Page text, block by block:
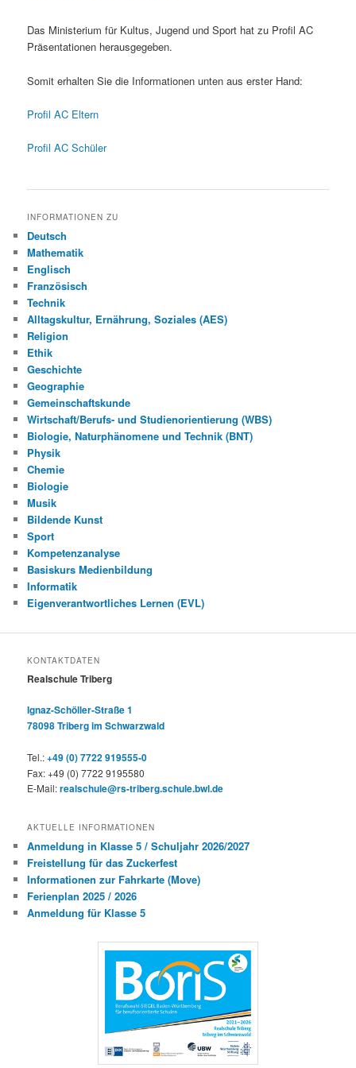
Das Ministerium für Kultus, Jugend und Sport hat zu Profil AC
Präsentationen herausgegeben.
Somit erhalten Sie die Informationen unten aus erster Hand:
Profil AC Eltern
Profil AC Schüler
INFORMATIONEN ZU
Deutsch
Mathematik
Englisch
Französisch
Technik
Alltagskultur, Ernährung, Soziales (AES)
Religion
Ethik
Geschichte
Geographie
Gemeinschaftskunde
Wirtschaft/Berufs- und Studienorientierung (WBS)
Biologie, Naturphänomene und Technik (BNT)
Physik
Chemie
Biologie
Musik
Bildende Kunst
Sport
Kompetenzanalyse
Basiskurs Medienbildung
Informatik
Eigenverantwortliches Lernen (EVL)
KONTAKTDATEN
Realschule Triberg
Ignaz-Schöller-Straße 1
78098 Triberg im Schwarzwald
Tel.:+49 (0) 7722 919555-0
Fax: +49 (0) 7722 9195580
E-Mail:realschule@rs-triberg.schule.bwl.de
AKTUELLE INFORMATIONEN
Anmeldung in Klasse 5 / Schuljahr 2026/2027
Freistellung für das Zuckerfest
Informationen zur Fahrkarte (Move)
Ferienplan 2025 / 2026
Anmeldung für Klasse 5